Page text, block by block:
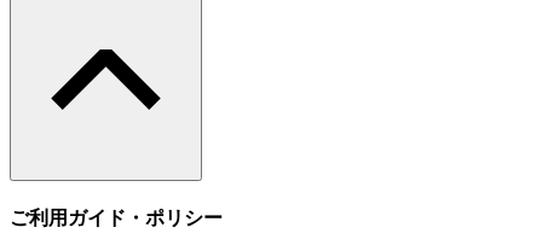
ご利用ガイド・ポリシー